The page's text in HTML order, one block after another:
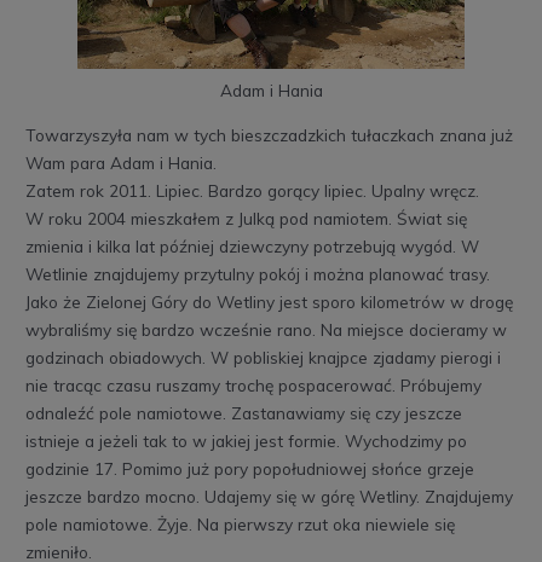
Adam i Hania
Towarzyszyła nam w tych bieszczadzkich tułaczkach znana już
Wam para Adam i Hania.
Zatem rok 2011. Lipiec. Bardzo gorący lipiec. Upalny wręcz.
W roku 2004 mieszkałem z Julką pod namiotem. Świat się
zmienia i kilka lat później dziewczyny potrzebują wygód. W
Wetlinie znajdujemy przytulny pokój i można planować trasy.
Jako że Zielonej Góry do Wetliny jest sporo kilometrów w drogę
wybraliśmy się bardzo wcześnie rano. Na miejsce docieramy w
godzinach obiadowych. W pobliskiej knajpce zjadamy pierogi i
nie tracąc czasu ruszamy trochę pospacerować. Próbujemy
odnaleźć pole namiotowe. Zastanawiamy się czy jeszcze
istnieje a jeżeli tak to w jakiej jest formie. Wychodzimy po
godzinie 17. Pomimo już pory popołudniowej słońce grzeje
jeszcze bardzo mocno. Udajemy się w górę Wetliny. Znajdujemy
pole namiotowe. Żyje. Na pierwszy rzut oka niewiele się
zmieniło.